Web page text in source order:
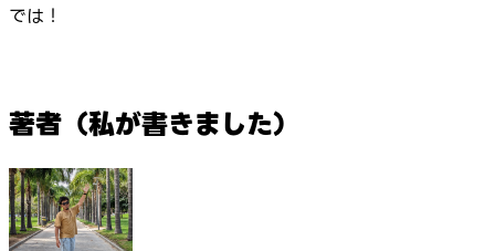
では！
著者（私が書きました）